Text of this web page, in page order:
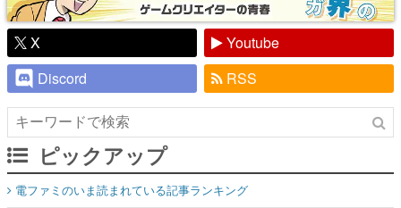
Discord
RSS
ピックアップ
電ファミのいま読まれている記事ランキング
アプリセール情報
インタビュー